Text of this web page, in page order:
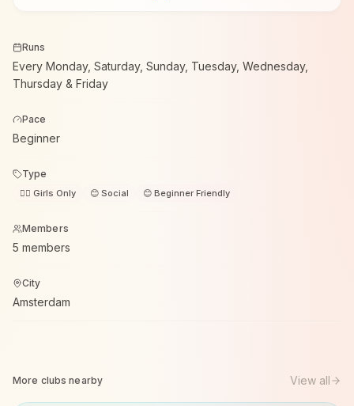
Runs
Every Monday, Saturday, Sunday, Tuesday, Wednesday,
Thursday & Friday
Pace
Beginner
Type
🙋‍♀️ Girls Only 😊 Social 😊 Beginner Friendly
Members
5 members
City
Amsterdam
More clubs nearby View all